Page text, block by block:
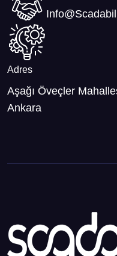
Adres
Aşağı Öveçler
Ankara